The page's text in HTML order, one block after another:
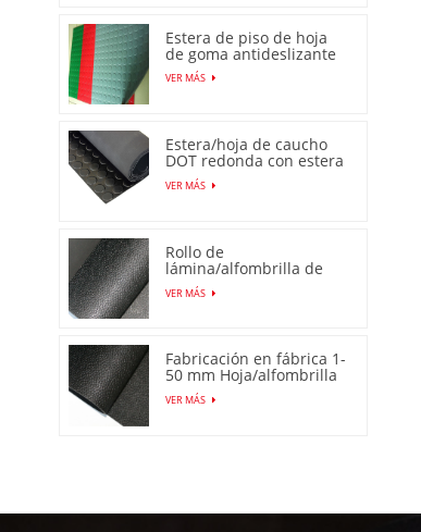
Estera de piso de hoja
de goma antideslizante
con patrón de moneda
de venta caliente
VER MÁS
Estera/hoja de caucho
DOT redonda con estera
de perno prisionero
VER MÁS
Rollo de
lámina/alfombrilla de
goma antideslizante de
piel de naranja
VER MÁS
Fabricación en fábrica 1-
50 mm Hoja/alfombrilla
de goma de piel de
naranja antideslizante
VER MÁS